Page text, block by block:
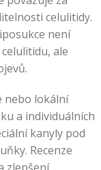
celulitidy.
není
ale
nebo lokální
a individuálních
kanyly pod
Recenze